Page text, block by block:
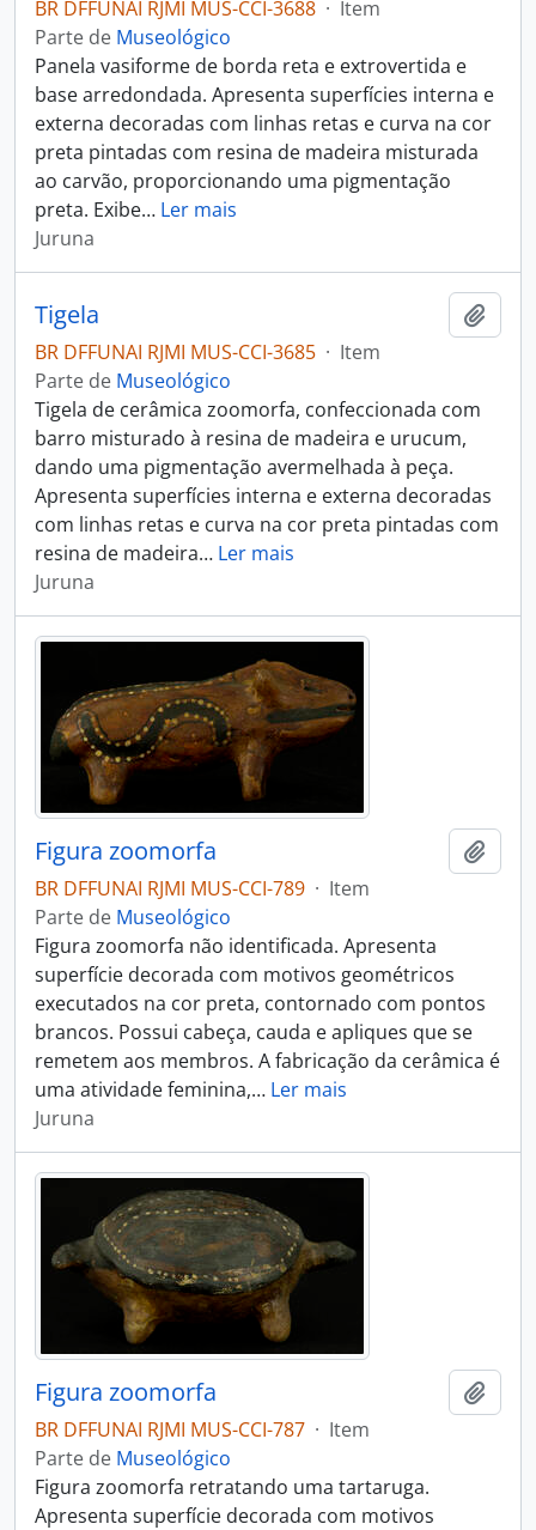
BR DFFUNAI RJMI MUS-CCI-3688 · Item
Parte de Museológico
Panela vasiforme de borda reta e extrovertida e
base arredondada. Apresenta superfícies interna e
externa decoradas com linhas retas e curva na cor
preta pintadas com resina de madeira misturada
ao carvão, proporcionando uma pigmentação
preta. Exibe… Ler mais
Juruna
Tigela
BR DFFUNAI RJMI MUS-CCI-3685 · Item
Parte de Museológico
Tigela de cerâmica zoomorfa, confeccionada com
barro misturado à resina de madeira e urucum,
dando uma pigmentação avermelhada à peça.
Apresenta superfícies interna e externa decoradas
com linhas retas e curva na cor preta pintadas com
resina de madeira… Ler mais
Juruna
Figura zoomorfa
BR DFFUNAI RJMI MUS-CCI-789 · Item
Parte de Museológico
Figura zoomorfa não identificada. Apresenta
superfície decorada com motivos geométricos
executados na cor preta, contornado com pontos
brancos. Possui cabeça, cauda e apliques que se
remetem aos membros. A fabricação da cerâmica é
uma atividade feminina,… Ler mais
Juruna
Figura zoomorfa
BR DFFUNAI RJMI MUS-CCI-787 · Item
Parte de Museológico
Figura zoomorfa retratando uma tartaruga.
Apresenta superfície decorada com motivos